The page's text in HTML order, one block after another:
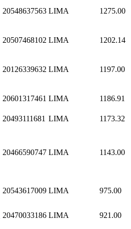
20548637563 LIMA 1275.00
20507468102 LIMA 1202.14
20126339632 LIMA 1197.00
20601317461 LIMA 1186.91
20493111681 LIMA 1173.32
20466590747 LIMA 1143.00
20543617009 LIMA 975.00
20470033186 LIMA 921.00